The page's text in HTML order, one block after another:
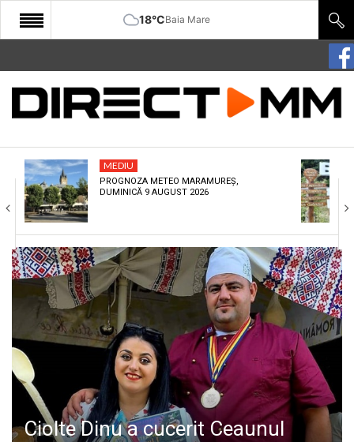
18°CBaia Mare
START
COMUNITATE
CULTURA
ECONOMIE
SANATATE
SPORT
SPECIAL
POLITIC
LIFE
MEDIU
PROGNOZA METEO MARAMUREȘ,
DUMINICĂ 9 AUGUST 2026
Ciolte Dinu a cucerit Ceaunul